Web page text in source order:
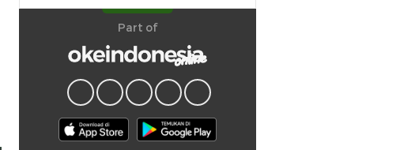
Part of